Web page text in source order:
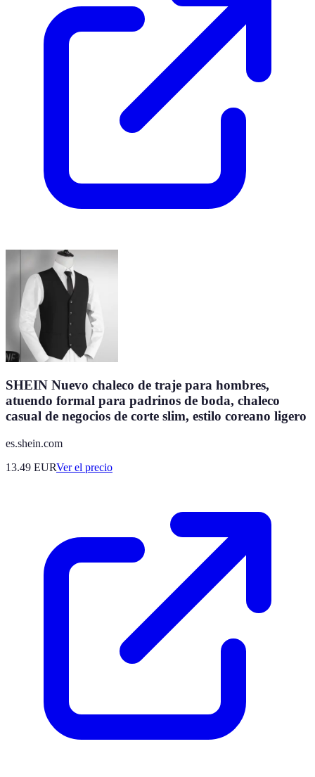
SHEIN Nuevo chaleco de traje para hombres,
atuendo formal para padrinos de boda, chaleco
casual de negocios de corte slim, estilo coreano ligero
es.shein.com
13.49 EURVer el precio